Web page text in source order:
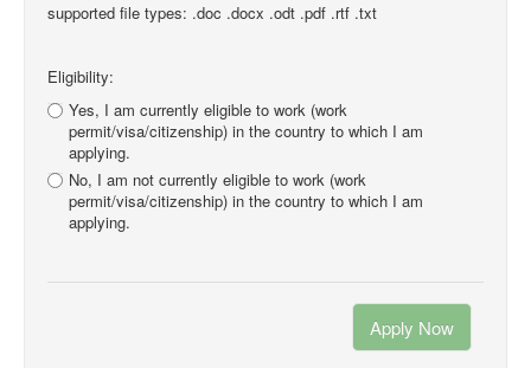
supported file types: .doc .docx .odt .pdf .rtf .txt
Eligibility:
Yes, I am currently eligible to work (work
permit/visa/citizenship) in the country to which I am
applying.
No, I am not currently eligible to work (work
permit/visa/citizenship) in the country to which I am
applying.